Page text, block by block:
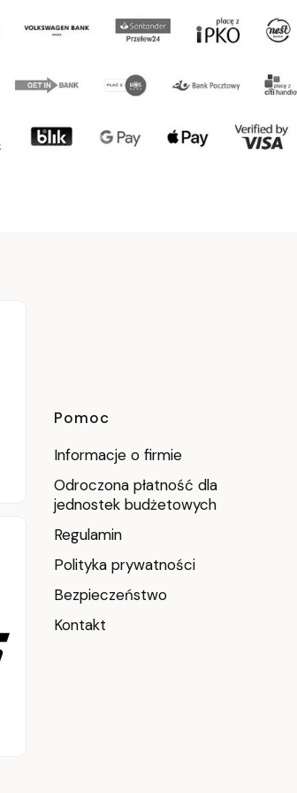
Linki w stopce
Pomoc
Informacje o firmie
Odroczona płatność dla
jednostek budżetowych
Regulamin
Polityka prywatności
Bezpieczeństwo
Kontakt